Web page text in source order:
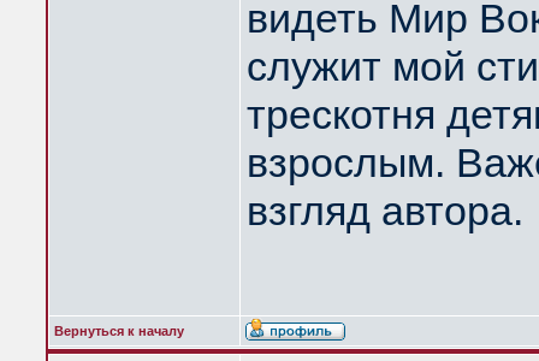
видеть Мир
служит мой
трескотня
взрослым.
взгляд автора.
Вернуться к началу